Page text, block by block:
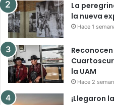
La
la nueva
Hace 1
la UAM
Hace 2
¡Llegaron